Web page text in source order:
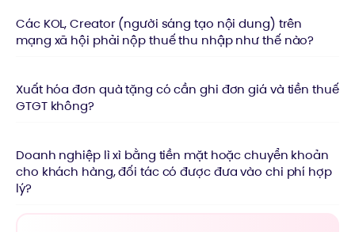
Các KOL, Creator (người sáng tạo nội dung) trên
mạng xã hội phải nộp thuế thu nhập như thế nào?
Xuất hóa đơn quà tặng có cần ghi đơn giá và tiền thuế
GTGT không?
Doanh nghiệp lì xì bằng tiền mặt hoặc chuyển khoản
cho khách hàng, đối tác có được đưa vào chi phí hợp
lý?